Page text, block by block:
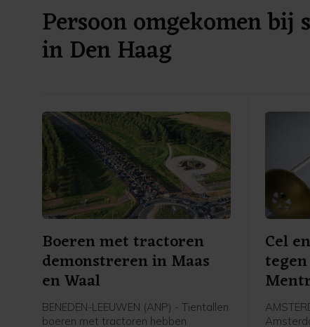
Persoon omgekomen bij
in Den Haag
Boeren met tractoren
demonstreren in Maas
en Waal
BENEDEN-LEEUWEN (ANP) - Tientallen
boeren met tractoren hebben
Cel